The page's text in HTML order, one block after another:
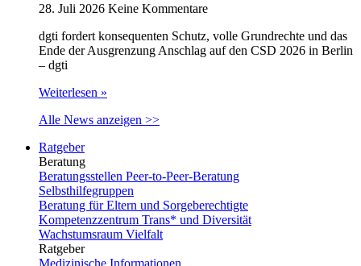
28. Juli 2026 Keine Kommentare
dgti fordert konsequenten Schutz, volle Grundrechte und das
Ende der Ausgrenzung Anschlag auf den CSD 2026 in Berlin
– dgti
Weiterlesen »
Alle News anzeigen >>
Ratgeber
Beratung
Beratungsstellen Peer-to-Peer-Beratung
Selbsthilfegruppen
Beratung für Eltern und Sorgeberechtigte
Kompetenzzentrum Trans* und Diversität
Wachstumsraum Vielfalt
Ratgeber
Medizinische Informationen